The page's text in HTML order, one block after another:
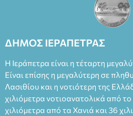
ΔΗΜΟΣ ΙΕΡΑΠΕΤΡΑΣ
Η Ιεράπετρα είναι η τέταρτη
Είναι επίσης η μεγαλύτερη σε
Λασιθίου και η νοτιότερη της
χιλιόμετρα νοτιοανατολικά από
χιλιόμετρα από τα Χανιά και 36